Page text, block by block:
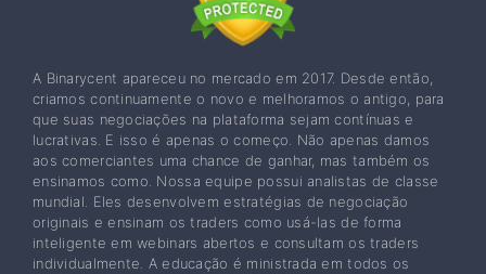
A Binarycent apareceu no mercado em 2017. Desde então,
criamos continuamente o novo e melhoramos o antigo, para
que suas negociações na plataforma sejam contínuas e
lucrativas. E isso é apenas o começo. Não apenas damos
aos comerciantes uma chance de ganhar, mas também os
ensinamos como. Nossa equipe possui analistas de classe
mundial. Eles desenvolvem estratégias de negociação
originais e ensinam os traders como usá-las de forma
inteligente em webinars abertos e consultam os traders
individualmente. A educação é ministrada em todos os